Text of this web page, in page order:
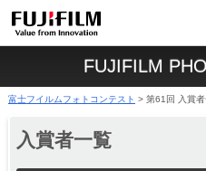
FUJIFILM
富士フイルムフォトコンテスト > 第61回 入賞者
入賞者一覧